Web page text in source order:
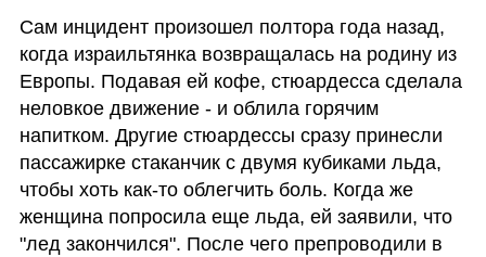
Сам инцидент произошел полтора года назад,
когда израильтянка возвращалась на родину из
Европы. Подавая ей кофе, стюардесса сделала
неловкое движение - и облила горячим
напитком. Другие стюардессы сразу принесли
пассажирке стаканчик с двумя кубиками льда,
чтобы хоть как-то облегчить боль. Когда же
женщина попросила еще льда, ей заявили, что
"лед закончился". После чего препроводили в